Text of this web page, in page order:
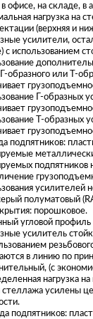
в офисе, на складе, в
нагрузка на
(верхняя и
усилители,
с использованием
образного или Т-
Г-образных
Т-образных
подпятников:
подпятников
усилителей
полуматовый
порошковое.
угловой
усилитель
в линию по
(с
нагрузка
стеллажа усилены
подпятников: